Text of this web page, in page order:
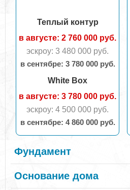
Теплый контур
в августе: 2 760 000 руб.
эскроу: 3 480 000 руб.
в сентябрe: 3 780 000 руб.
White Box
в августе: 3 780 000 руб.
эскроу: 4 500 000 руб.
в сентябрe: 4 860 000 руб.
Фундамент
Основание дома